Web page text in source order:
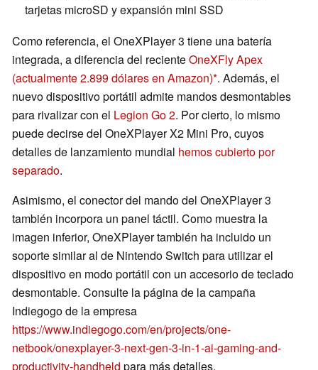
tarjetas microSD y expansión mini SSD
Como referencia, el OneXPlayer 3 tiene una batería
integrada, a diferencia del recienteOneXFly Apex
(actualmente 2.899 dólares en Amazon) . Además, el
nuevo dispositivo portátil admite mandos desmontables
para rivalizar con el Legion Go 2. Por cierto, lo mismo
puede decirse del OneXPlayer X2 Mini Pro, cuyos
detalles de lanzamiento mundial hemos cubierto por
separado.
Asimismo, el conector del mando del OneXPlayer 3
también incorpora un panel táctil. Como muestra la
imagen inferior, OneXPlayer también ha incluido un
soporte similar al de Nintendo Switch para utilizar el
dispositivo en modo portátil con un accesorio de teclado
desmontable. Consulte la página de la campaña
Indiegogo de la empresa
https://www.indiegogo.com/en/projects/one-
netbook/onexplayer-3-next-gen-3-in-1-ai-gaming-and-
productivity-handheld para más detalles.